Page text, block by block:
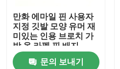
공장 투어
품질 관리
만화 에마일 핀 사용자
지정 깃발 모양 유머 재
미있는 인용 브로치 가
방 옷 라펠 핀 배지
문의 보내기